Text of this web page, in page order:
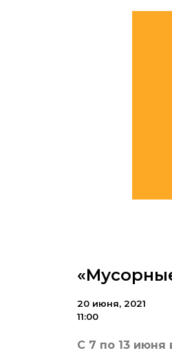
20 июня, 2021
11:00
С 7 по 13 июня